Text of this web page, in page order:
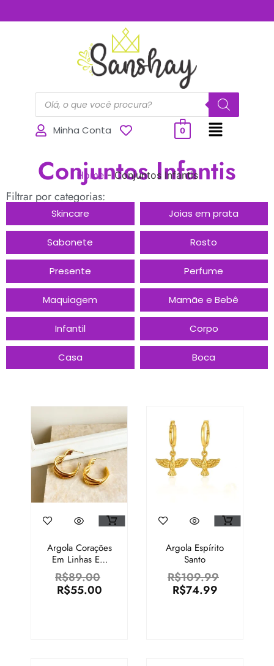
Minha Conta 0
Conjuntos Infantis
Home- Conjuntos Infantis
Filtrar por categorias:
Skincare Joias em prata
Sabonete Rosto
Presente Perfume
Maquiagem Mamãe e Bebê
Infantil Corpo
Casa Boca
Argola Corações
Em Linhas Em
Aço Inoxidável
R$89.00
R$55.00
Argola Espírito
Santo
R$109.99
R$74.99